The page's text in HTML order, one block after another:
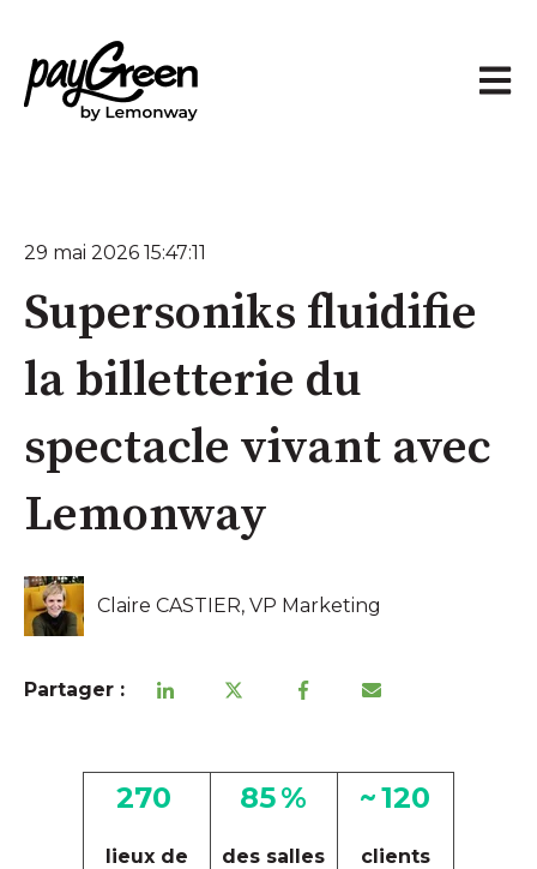
29 mai 2026 15:47:11
Supersoniks fluidifie
la billetterie du
spectacle vivant avec
Lemonway
Claire CASTIER, VP Marketing
Partager :
270
lieux de
85 %
des salles
~ 120
clients